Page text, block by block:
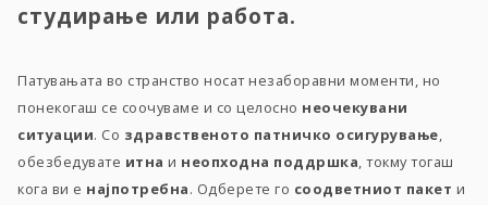
студирање или работа.
Патувањата во странство носат незаборавни моменти, но
понекогаш се соочуваме и со целосно неочекувани
ситуации. Со здравственото патничко осигурување,
обезбедувате итна и неопходна поддршка, токму тогаш
кога ви е најпотребна. Одберете го соодветниот пакет и